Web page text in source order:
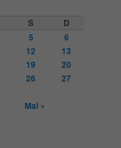
S
D
5
6
12
13
19
20
26
27
Mai »